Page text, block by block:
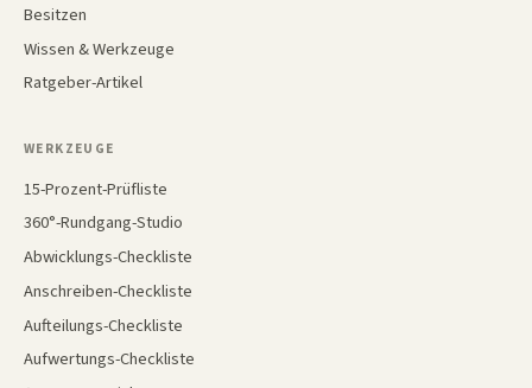
Besitzen
Wissen & Werkzeuge
Ratgeber-Artikel
WERKZEUGE
15-Prozent-Prüfliste
360°-Rundgang-Studio
Abwicklungs-Checkliste
Anschreiben-Checkliste
Aufteilungs-Checkliste
Aufwertungs-Checkliste